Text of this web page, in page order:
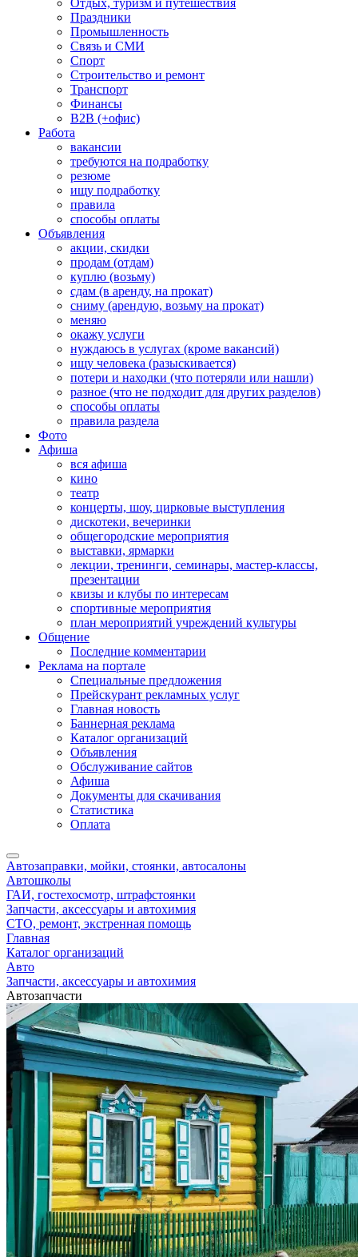
Отдых, туризм и путешествия
Праздники
Промышленность
Связь и СМИ
Спорт
Строительство и ремонт
Транспорт
Финансы
B2B (+офис)
Работа
вакансии
требуются на подработку
резюме
ищу подработку
правила
способы оплаты
Объявления
акции, скидки
продам (отдам)
куплю (возьму)
сдам (в аренду, на прокат)
сниму (арендую, возьму на прокат)
меняю
окажу услуги
нуждаюсь в услугах (кроме вакансий)
ищу человека (разыскивается)
потери и находки (что потеряли или нашли)
разное (что не подходит для других разделов)
способы оплаты
правила раздела
Фото
Афиша
вся афиша
кино
театр
концерты, шоу, цирковые выступления
дискотеки, вечеринки
общегородские мероприятия
выставки, ярмарки
лекции, тренинги, семинары, мастер-классы,
презентации
квизы и клубы по интересам
спортивные мероприятия
план мероприятий учреждений культуры
Общение
Последние комментарии
Реклама на портале
Специальные предложения
Прейскурант рекламных услуг
Главная новость
Баннерная реклама
Каталог организаций
Объявления
Обслуживание сайтов
Афиша
Документы для скачивания
Статистика
Оплата
Автозаправки, мойки, стоянки, автосалоны
Автошколы
ГАИ, гостехосмотр, штрафстоянки
Запчасти, аксессуары и автохимия
СТО, ремонт, экстренная помощь
Главная
Каталог организаций
Авто
Запчасти, аксессуары и автохимия
Автозапчасти